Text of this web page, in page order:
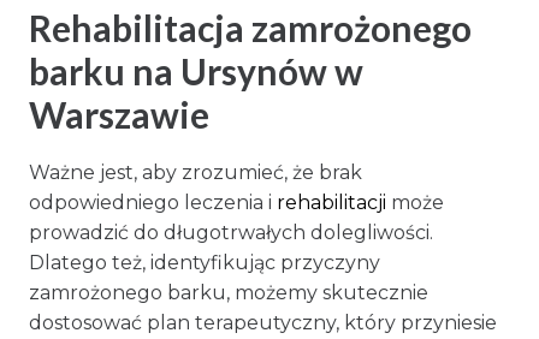
Rehabilitacja zamrożonego
barku na Ursynów w
Warszawie
Ważne jest, aby zrozumieć, że brak
odpowiedniego leczenia i rehabilitacji może
prowadzić do długotrwałych dolegliwości.
Dlatego też, identyfikując przyczyny
zamrożonego barku, możemy skutecznie
dostosować plan terapeutyczny, który przyniesie